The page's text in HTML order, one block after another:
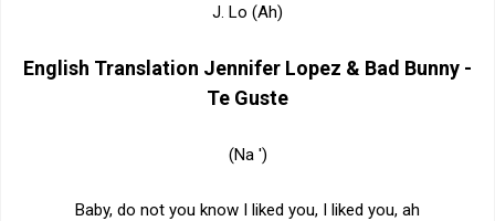
J. Lo (Ah)
English Translation Jennifer Lopez & Bad Bunny -
Te Guste
(Na ')
Baby, do not you know I liked you, I liked you, ah